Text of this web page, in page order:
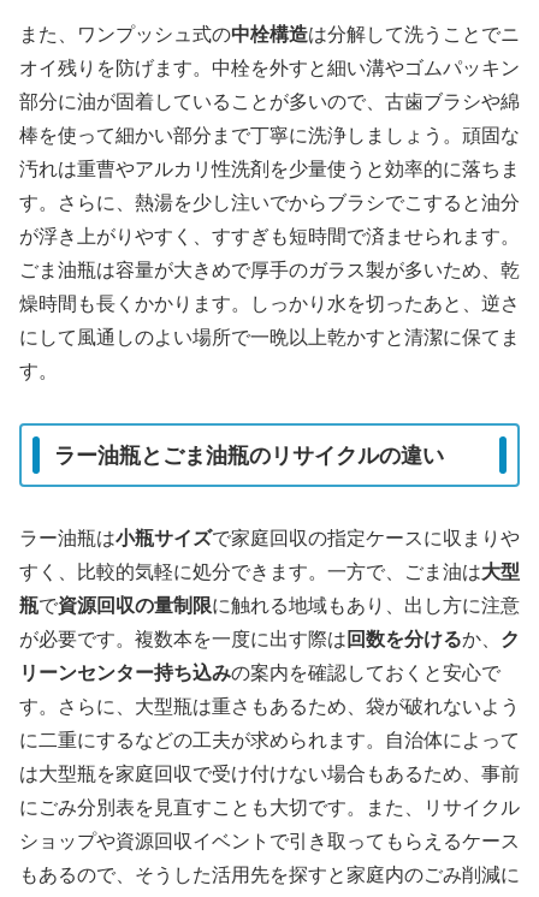
また、ワンプッシュ式の中栓構造は分解して洗うことでニ
オイ残りを防げます。中栓を外すと細い溝やゴムパッキン
部分に油が固着していることが多いので、古歯ブラシや綿
棒を使って細かい部分まで丁寧に洗浄しましょう。頑固な
汚れは重曹やアルカリ性洗剤を少量使うと効率的に落ちま
す。さらに、熱湯を少し注いでからブラシでこすると油分
が浮き上がりやすく、すすぎも短時間で済ませられます。
ごま油瓶は容量が大きめで厚手のガラス製が多いため、乾
燥時間も長くかかります。しっかり水を切ったあと、逆さ
にして風通しのよい場所で一晩以上乾かすと清潔に保てま
す。
ラー油瓶とごま油瓶のリサイクルの違い
ラー油瓶は小瓶サイズで家庭回収の指定ケースに収まりや
すく、比較的気軽に処分できます。一方で、ごま油は大型
瓶で資源回収の量制限に触れる地域もあり、出し方に注意
が必要です。複数本を一度に出す際は 回数を分けるか、 ク
リーンセンター持ち込みの案内を確認しておくと安心で
す。さらに、大型瓶は重さもあるため、袋が破れないよう
に二重にするなどの工夫が求められます。自治体によって
は大型瓶を家庭回収で受け付けない場合もあるため、事前
にごみ分別表を見直すことも大切です。また、リサイクル
ショップや資源回収イベントで引き取ってもらえるケース
もあるので、そうした活用先を探すと家庭内のごみ削減に